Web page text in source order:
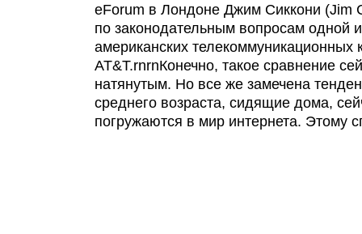
eForum в Лондоне Джим Сиккони (Jim
по законодательным вопросам одной
американских телекоммуникационных
AT&T.rnrnКонечно, такое сравнение
натянутым. Но все же замечена
среднего возраста, сидящие дома,
погружаются в мир интернета. Этому